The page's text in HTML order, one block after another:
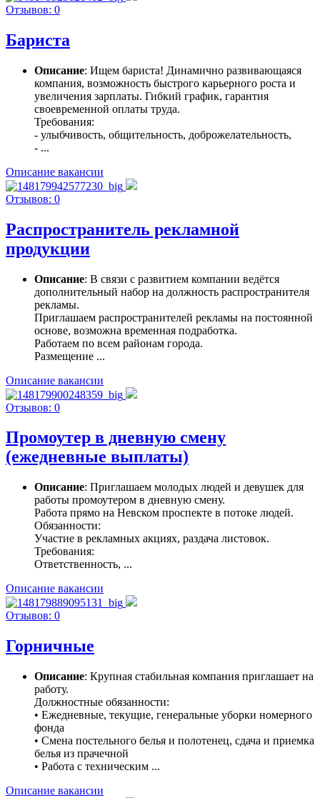
Отзывов: 0
Бариста
Описание: Ищем бариста! Динамично развивающаяся
компания, возможность быстрого карьерного роста и
увеличения зарплаты. Гибкий график, гарантия
своевременной оплаты труда.
Требования:
- улыбчивость, общительность, доброжелательность,
- ...
Описание вакансии
Отзывов: 0
Распространитель рекламной
продукции
Описание: В связи с развитием компании ведётся
дополнительный набор на должность распространителя
рекламы.
Приглашаем распространителей рекламы на постоянной
основе, возможна временная подработка.
Работаем по всем районам города.
Размещение ...
Описание вакансии
Отзывов: 0
Промоутер в дневную смену
(ежедневные выплаты)
Описание: Приглашаем молодых людей и девушек для
работы промоутером в дневную смену.
Работа прямо на Невском проспекте в потоке людей.
Обязанности:
Участие в рекламных акциях, раздача листовок.
Требования:
Ответственность, ...
Описание вакансии
Отзывов: 0
Горничные
Описание: Крупная стабильная компания приглашает на
работу.
Должностные обязанности:
• Ежедневные, текущие, генеральные уборки номерного
фонда
• Смена постельного белья и полотенец, сдача и приемка
белья из прачечной
• Работа с техническим ...
Описание вакансии